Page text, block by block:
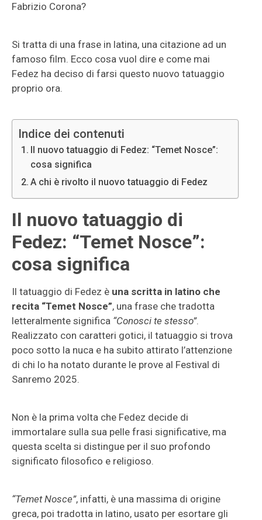
Fabrizio Corona?
Si tratta di una frase in latina, una citazione ad un
famoso film. Ecco cosa vuol dire e come mai
Fedez ha deciso di farsi questo nuovo tatuaggio
proprio ora.
Indice dei contenuti
Il nuovo tatuaggio di Fedez: “Temet Nosce”:
cosa significa
A chi è rivolto il nuovo tatuaggio di Fedez
Il nuovo tatuaggio di
Fedez: “Temet Nosce”:
cosa significa
Il tatuaggio di Fedez è una scritta in latino che
recita “Temet Nosce”, una frase che tradotta
letteralmente significa “Conosci te stesso”.
Realizzato con caratteri gotici, il tatuaggio si trova
poco sotto la nuca e ha subito attirato l’attenzione
di chi lo ha notato durante le prove al Festival di
Sanremo 2025.
Non è la prima volta che Fedez decide di
immortalare sulla sua pelle frasi significative, ma
questa scelta si distingue per il suo profondo
significato filosofico e religioso.
“Temet Nosce”, infatti, è una massima di origine
greca, poi tradotta in latino, usato per esortare gli